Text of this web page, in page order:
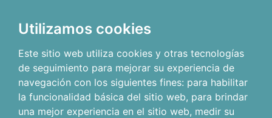
Utilizamos cookies
Este sitio web utiliza cookies y otras tecnologías
de seguimiento para mejorar su experiencia de
navegación con los siguientes fines: para habilitar
la funcionalidad básica del sitio web, para brindar
una mejor experiencia en el sitio web, medir su